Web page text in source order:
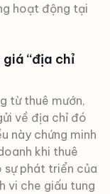
hoạt động tại
“địa chỉ
từ thuê mướn,
về địa chỉ đó
này chứng minh
khi thuê
sự phát triển của
vi che giấu tung